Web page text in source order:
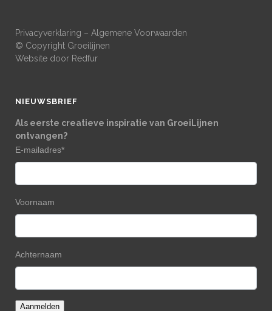
Privacyverklaring – Algemene Voorwaarden
© Copyright Groeilijnen
Website door Redfur
NIEUWSBRIEF
Als eerste creatieve inspiratie van GroeiLijnen
ontvangen?
E-mailadres*
Voornaam
Achternaam
Aanmelden